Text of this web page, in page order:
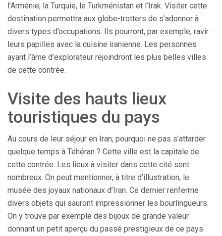
l’Arménie, la Turquie, le Turkménistan et l’Irak. Visiter cette
destination permettra aux globe-trotters de s’adonner à
divers types d’occupations. Ils pourront, par exemple, ravir
leurs papilles avec la cuisine iranienne. Les personnes
ayant l’âme d’explorateur rejoindront les plus belles villes
de cette contrée.
Visite des hauts lieux
touristiques du pays
Au cours de leur séjour en Iran, pourquoi ne pas s’attarder
quelque temps à Téhéran ? Cette ville est la capitale de
cette contrée. Les lieux à visiter dans cette cité sont
nombreux. On peut mentionner, à titre d’illustration, le
musée des joyaux nationaux d’Iran. Ce dernier renferme
divers objets qui sauront impressionner les bourlingueurs.
On y trouve par exemple des bijoux de grande valeur
donnant un petit aperçu du passé prestigieux de ce pays.